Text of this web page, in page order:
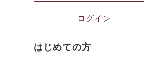
ログイン
はじめての方